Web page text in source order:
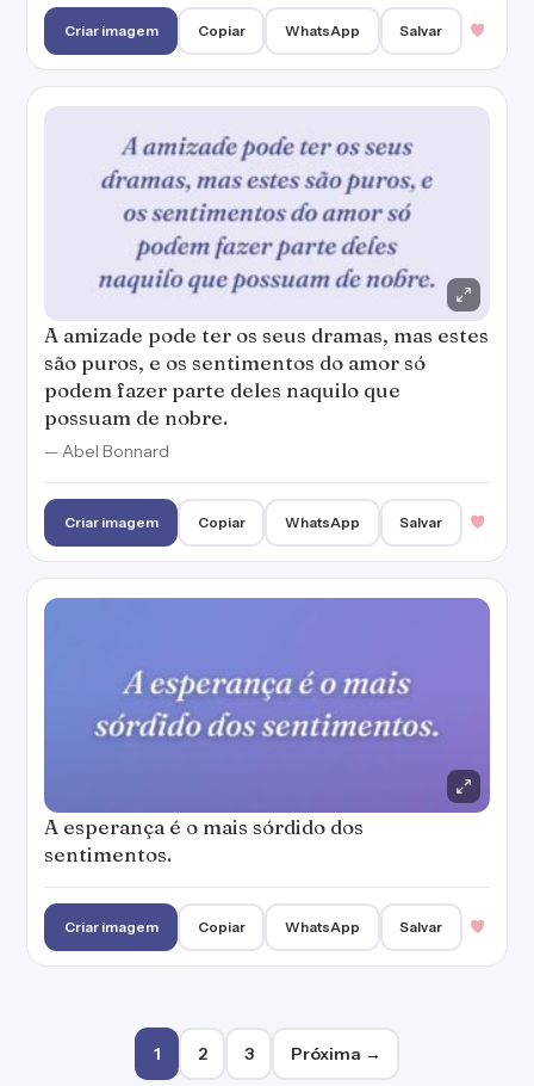
Criar imagem Copiar WhatsApp Salvar
A amizade pode ter os seus dramas, mas estes
são puros, e os sentimentos do amor só
podem fazer parte deles naquilo que
possuam de nobre.
— Abel Bonnard
Criar imagem Copiar WhatsApp Salvar
A esperança é o mais sórdido dos
sentimentos.
Criar imagem Copiar WhatsApp Salvar
Paginação de posts
1 2 3 Próxima →